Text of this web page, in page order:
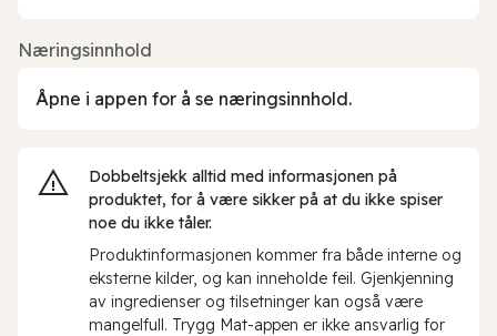
Næringsinnhold
Åpne i appen for å se næringsinnhold.
Dobbeltsjekk alltid med informasjonen på
produktet, for å være sikker på at du ikke spiser
noe du ikke tåler.
Produktinformasjonen kommer fra både interne og
eksterne kilder, og kan inneholde feil. Gjenkjenning
av ingredienser og tilsetninger kan også være
mangelfull. Trygg Mat-appen er ikke ansvarlig for